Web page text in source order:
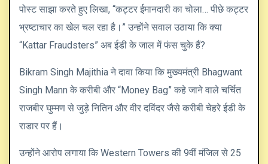
पोस्ट साझा करते हुए लिखा, “कट्टर ईमानदारी का चोला… पीछे कट्टर
भ्रष्टाचार का खेल चल रहा है।” उन्होंने सवाल उठाया कि क्या
“Kattar Fraudsters” अब ईडी के जाल में फंस चुके हैं?
Bikram Singh Majithia ने दावा किया कि मुख्यमंत्री Bhagwant
Singh Mann के करीबी और “Money Bag” कहे जाने वाले चर्चित
राजबीर घुम्मण से जुड़े नितिन और वीर दविंदर जैसे करीबी चेहरे ईडी के
राडार पर हैं।
उन्होंने आरोप लगाया कि Western Towers की 9वीं मंजिल से 25